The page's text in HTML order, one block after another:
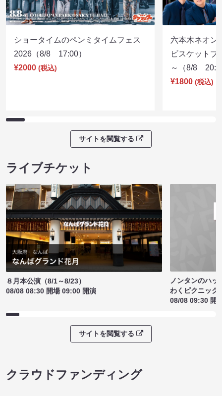
ショータイムのペンミタイムフェス
2026（8/8 17:00）
¥2000 (税込)
六本木ネオン
ビスケットブ
～（8/8
¥1800 (税込)
サイトを閲覧する
ライブチケット
８月本公演（8/1～8/23）
08/08 08:30 開場 09:00 開演
ノンタンのハッ
わくピクニック
08/08 09:30 開
サイトを閲覧する
クラウドファンディング